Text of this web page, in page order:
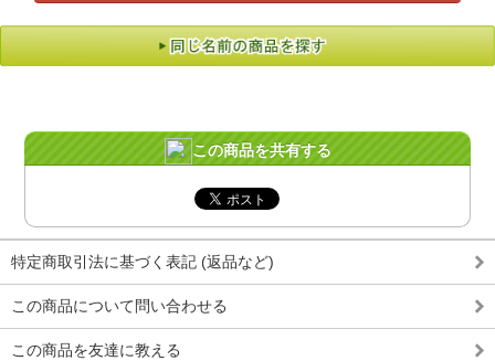
この商品を共有する
特定商取引法に基づく表記 (返品など)
この商品について問い合わせる
この商品を友達に教える